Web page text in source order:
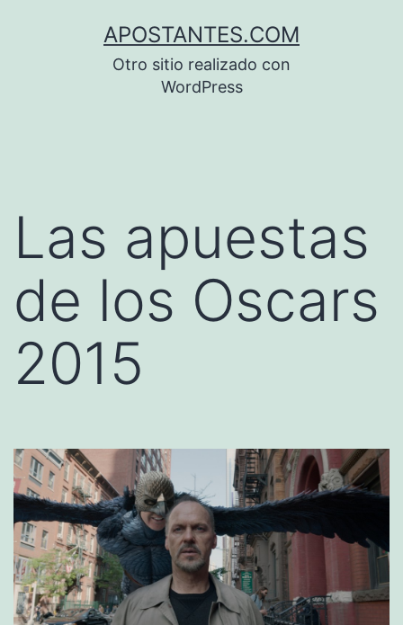
APOSTANTES.COM
Otro sitio realizado con
WordPress
Las apuestas
de los Oscars
2015